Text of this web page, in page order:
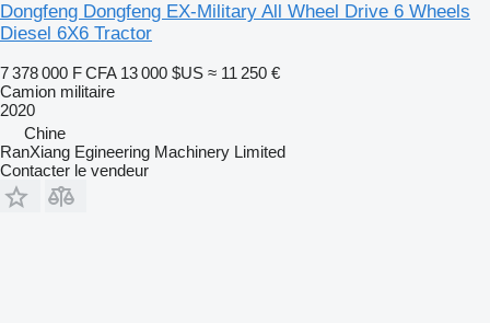
Dongfeng Dongfeng EX-Military All Wheel Drive 6 Wheels
Diesel 6X6 Tractor
7 378 000 F CFA 13 000 $US ≈ 11 250 €
Camion militaire
2020
Chine
RanXiang Egineering Machinery Limited
Contacter le vendeur